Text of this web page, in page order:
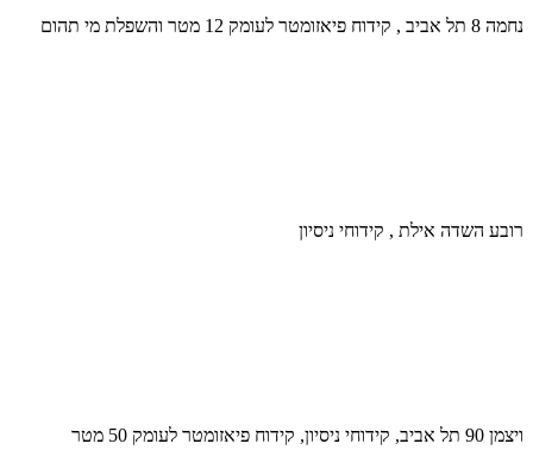
נחמה 8 תל אביב , קידוח פיאזומטר לעומק 12 מטר והשפלת מי תהום
רובע השדה אילת , קידוחי ניסיון
ויצמן 90 תל אביב, קידוחי ניסיון, קידוח פיאזומטר לעומק 50 מטר